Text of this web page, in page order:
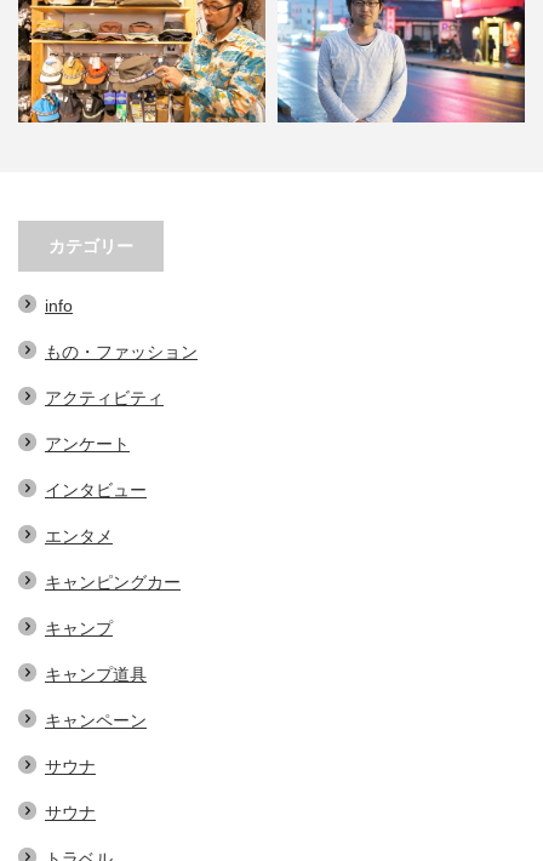
小林市の起爆剤！青野さんが実践
する、地域おこし協力隊での…
カテゴリー
info
もの・ファッション
アクティビティ
アンケート
インタビュー
エンタメ
キャンピングカー
キャンプ
キャンプ道具
キャンペーン
サウナ
サウナ